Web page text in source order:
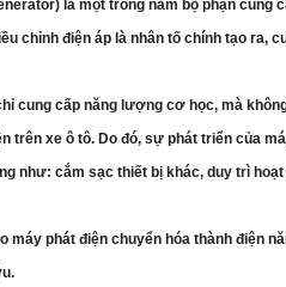
là một trong năm bộ phận cung
chỉnh điện áp là nhân tố chính tạo
cung cấp năng lượng cơ học, mà
trên xe ô tô. Do đó, sự phát triển của
như: cắm sạc thiết bị khác, duy trì hoạt
máy phát điện chuyển hóa thành điện